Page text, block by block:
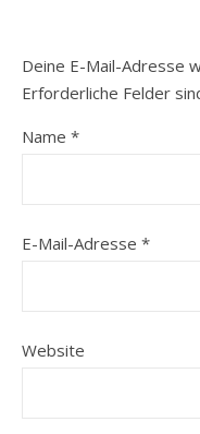
Deine E-Mail-Adresse
Erforderliche Felder
Name *
E-Mail-Adresse *
Website